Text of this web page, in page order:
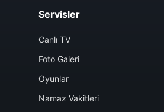
Servisler
Canlı TV
Foto Galeri
Oyunlar
Namaz Vakitleri